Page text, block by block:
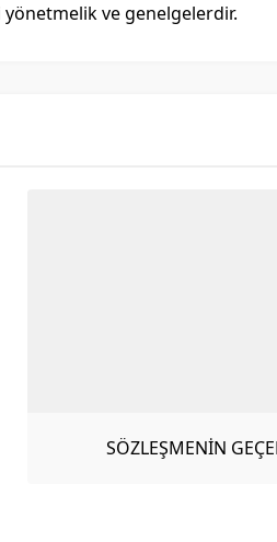
yönetmelik ve genelgelerdir.
SÖZLEŞMENİN